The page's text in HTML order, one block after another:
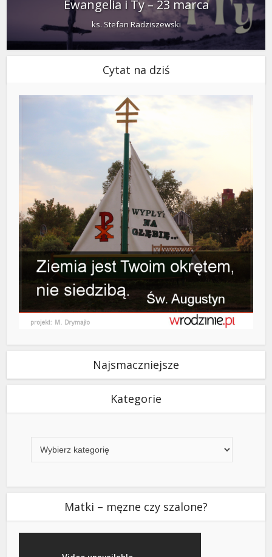
Ewangelia i Ty – 23 marca
ks. Stefan Radziszewski
Cytat na dziś
Najsmaczniejsze
Kategorie
Matki – męzne czy szalone?